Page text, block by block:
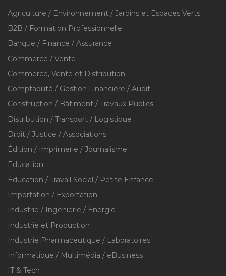
Agriculture / Environnement / Jardins et Espaces Verts
B2B / Formation Professionnelle
Banque / Finance / Assurance
Commerce / Vente
Commerce, Vente et Distribution
Comptabilité / Gestion Financière / Audit
Construction / Bâtiment / Travaux Publics
Distribution / Transport / Logistique
Droit / Justice / Associations
Édition / Imprimerie / Journalisme
Education
Éducation / Travail Social / Petite Enfance
Importation / Exportation
Industrie / Ingénierie / Énergie
Industrie et Production
Industrie Pharmaceutique / Laboratoires
Informatique / Multimédia / eBusiness
IT & Tech